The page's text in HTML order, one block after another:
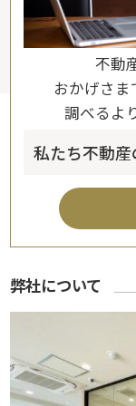
不動
おかげさま
調べるよ
私たち不動産
弊社について